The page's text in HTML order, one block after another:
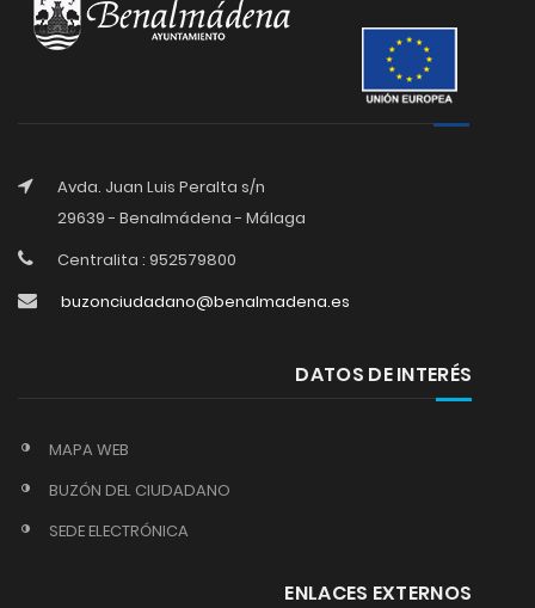
Avda. Juan Luis Peralta s/n
29639 - Benalmádena - Málaga
Centralita : 952579800
buzonciudadano@benalmadena.es
DATOS DE INTERÉS
MAPA WEB
BUZÓN DEL CIUDADANO
SEDE ELECTRÓNICA
ENLACES EXTERNOS